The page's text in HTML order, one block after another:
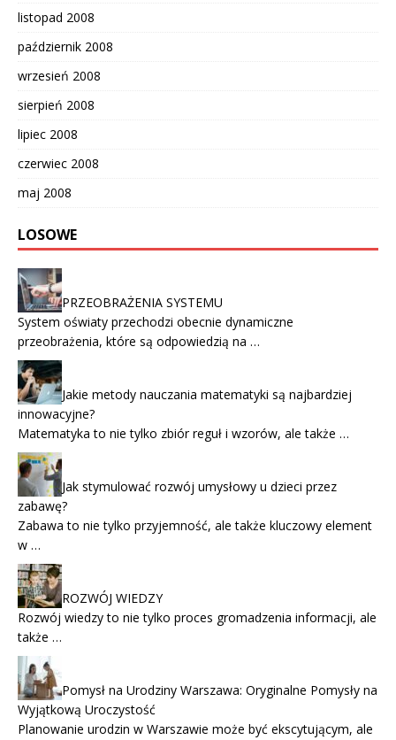
listopad 2008
październik 2008
wrzesień 2008
sierpień 2008
lipiec 2008
czerwiec 2008
maj 2008
LOSOWE
PRZEOBRAŻENIA SYSTEMU
System oświaty przechodzi obecnie dynamiczne
przeobrażenia, które są odpowiedzią na …
Jakie metody nauczania matematyki są najbardziej
innowacyjne?
Matematyka to nie tylko zbiór reguł i wzorów, ale także …
Jak stymulować rozwój umysłowy u dzieci przez
zabawę?
Zabawa to nie tylko przyjemność, ale także kluczowy element
w …
ROZWÓJ WIEDZY
Rozwój wiedzy to nie tylko proces gromadzenia informacji, ale
także …
Pomysł na Urodziny Warszawa: Oryginalne Pomysły na
Wyjątkową Uroczystość
Planowanie urodzin w Warszawie może być ekscytującym, ale